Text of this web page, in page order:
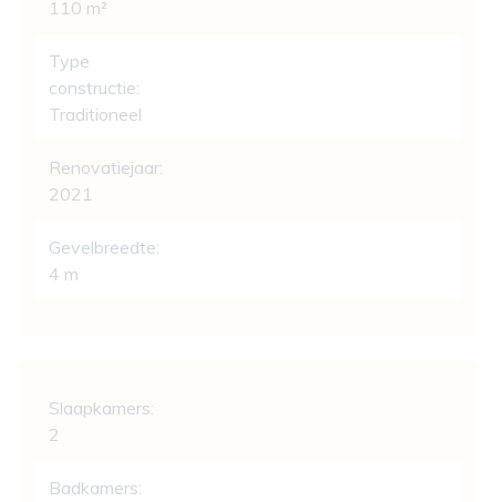
110 m²
Type
constructie:
Traditioneel
Renovatiejaar:
2021
Gevelbreedte:
4 m
Slaapkamers:
2
Badkamers: